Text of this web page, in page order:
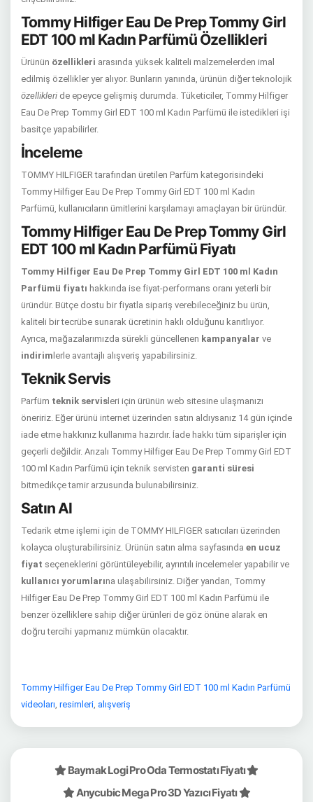
Tommy Hilfiger Eau De Prep Tommy Girl
EDT 100 ml Kadın Parfümü Özellikleri
Ürünün özellikleri arasında yüksek kaliteli malzemelerden imal
edilmiş özellikler yer alıyor. Bunların yanında, ürünün diğer teknolojik
özellikleri de epeyce gelişmiş durumda. Tüketiciler, Tommy Hilfiger
Eau De Prep Tommy Girl EDT 100 ml Kadın Parfümü ile istedikleri işi
basitçe yapabilirler.
İnceleme
TOMMY HILFIGER tarafından üretilen Parfüm kategorisindeki
Tommy Hilfiger Eau De Prep Tommy Girl EDT 100 ml Kadın
Parfümü, kullanıcıların ümitlerini karşılamayı amaçlayan bir üründür.
Tommy Hilfiger Eau De Prep Tommy Girl
EDT 100 ml Kadın Parfümü Fiyatı
Tommy Hilfiger Eau De Prep Tommy Girl EDT 100 ml Kadın
Parfümü fiyatı hakkında ise fiyat-performans oranı yeterli bir
üründür. Bütçe dostu bir fiyatla sipariş verebileceğiniz bu ürün,
kaliteli bir tecrübe sunarak ücretinin haklı olduğunu kanıtlıyor.
Ayrıca, mağazalarımızda sürekli güncellenen kampanyalar ve
indirim lerle avantajlı alışveriş yapabilirsiniz.
Teknik Servis
Parfüm teknik servis leri için ürünün web sitesine ulaşmanızı
öneririz. Eğer ürünü internet üzerinden satın aldıysanız 14 gün içinde
iade etme hakkınız kullanıma hazırdır. İade hakkı tüm siparişler için
geçerli değildir. Arızalı Tommy Hilfiger Eau De Prep Tommy Girl EDT
100 ml Kadın Parfümü için teknik servisten garanti süresi
bitmedikçe tamir arzusunda bulunabilirsiniz.
Satın Al
Tedarik etme işlemi için de TOMMY HILFIGER satıcıları üzerinden
kolayca oluşturabilirsiniz. Ürünün satın alma sayfasında en ucuz
fiyat seçeneklerini görüntüleyebilir, ayrıntılı incelemeler yapabilir ve
kullanıcı yorumlarına ulaşabilirsiniz. Diğer yandan, Tommy
Hilfiger Eau De Prep Tommy Girl EDT 100 ml Kadın Parfümü ile
benzer özelliklere sahip diğer ürünleri de göz önüne alarak en
doğru tercihi yapmanız mümkün olacaktır.
Tommy Hilfiger Eau De Prep Tommy Girl EDT 100 ml Kadın Parfümü
videoları, resimleri, alışveriş
Baymak Logi Pro Oda Termostatı Fiyatı
Anycubic Mega Pro 3D Yazıcı Fiyatı